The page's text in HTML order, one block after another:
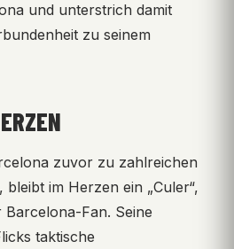
und unterstrich damit
zu seinem
zuvor zu zahlreichen
im Herzen ein „Culer“,
Fan. Seine
taktische